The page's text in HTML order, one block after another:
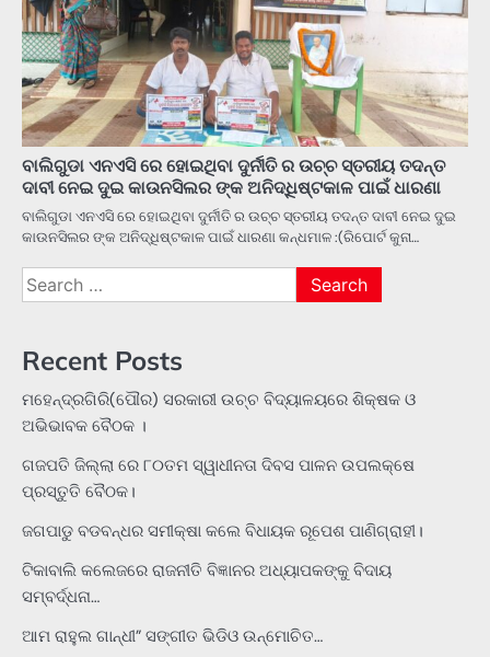
ବାଲିଗୁଡା ଏନଏସି ରେ ହୋଇଥିବା ଦୁର୍ନୀତି ର ଉଚ୍ଚ ସ୍ତରୀୟ ତଦନ୍ତ
ଦାବୀ ନେଇ ଦୁଇ କାଉନସିଲର ଙ୍କ ଅନିଦ୍ଧିଷ୍ଟକାଳ ପାଇଁ ଧାରଣା
ବାଲିଗୁଡା ଏନଏସି ରେ ହୋଇଥିବା ଦୁର୍ନୀତି ର ଉଚ୍ଚ ସ୍ତରୀୟ ତଦନ୍ତ ଦାବୀ ନେଇ ଦୁଇ
କାଉନସିଲର ଙ୍କ ଅନିଦ୍ଧିଷ୍ଟକାଳ ପାଇଁ ଧାରଣା କନ୍ଧମାଳ :(ରିପୋର୍ଟ କୁନା…
Search
for:
Recent Posts
ମହେନ୍ଦ୍ରଗିରି(ପୌର) ସରକାରୀ ଉଚ୍ଚ ବିଦ୍ୟାଳୟରେ ଶିକ୍ଷକ ଓ
ଅଭିଭାବକ ବୈଠକ ।
ଗଜପତି ଜିଲ୍ଲା ରେ ୮୦ତମ ସ୍ୱାଧୀନତା ଦିବସ ପାଳନ ଉପଲକ୍ଷେ
ପ୍ରସ୍ତୁତି ବୈଠକ।
ଜଗପାଡୁ ବଡବନ୍ଧର ସମୀକ୍ଷା କଲେ ବିଧାୟକ ରୂପେଶ ପାଣିଗ୍ରାହୀ।
ଟିକାବାଲି କଲେଜରେ ରାଜନୀତି ବିଜ୍ଞାନର ଅଧ୍ୟାପକଙ୍କୁ ବିଦାୟ
ସମ୍ବର୍ଦ୍ଧନା…
ଆମ ରାହୁଲ ଗାନ୍ଧୀ” ସଙ୍ଗୀତ ଭିଡିଓ ଉନ୍ମୋଚିତ…